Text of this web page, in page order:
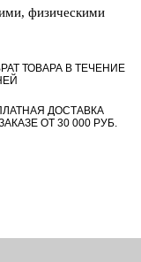
физическими
ТОВАРА В ТЕЧЕНИЕ
ДОСТАВКА
ОТ 30 000 РУБ.